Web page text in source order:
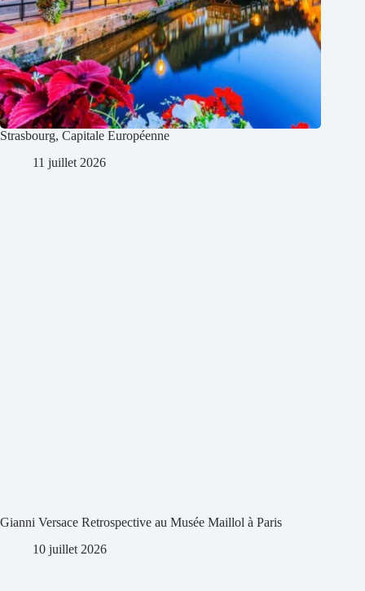
Strasbourg, Capitale Européenne
11 juillet 2026
Gianni Versace Retrospective au Musée Maillol à Paris
10 juillet 2026